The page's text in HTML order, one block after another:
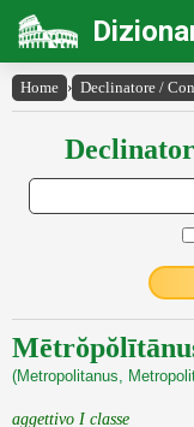
Home › Declinatore /
(Metropolitanus,
aggettivo I classe